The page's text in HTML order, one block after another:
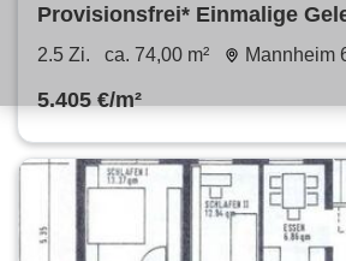
Provisionsfrei* Einmalige
Zimmer Wohnung im
2.5 Zi. ca. 74,00 m² Mannheim
5.405 €/m²